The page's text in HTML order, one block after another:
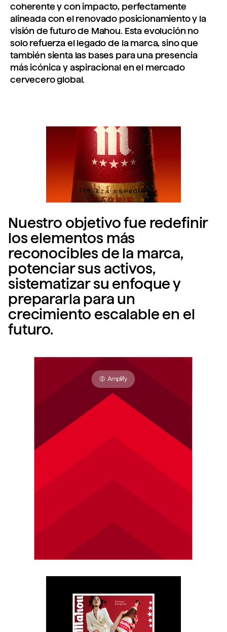
coherente y con impacto, perfectamente
alineada con el renovado posicionamiento y la
visión de futuro de Mahou. Esta evolución no
solo refuerza el legado de la marca, sino que
también sienta las bases para una presencia
más icónica y aspiracional en el mercado
cervecero global.
Nuestro objetivo fue redefinir
los elementos más
reconocibles de la marca,
potenciar sus activos,
sistematizar su enfoque y
prepararla para un
crecimiento escalable en el
futuro.